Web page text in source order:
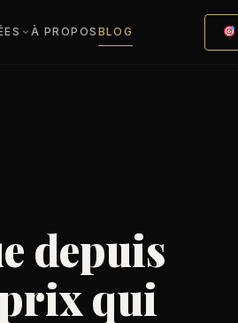
À PROPOS BLOG
depuis
qui